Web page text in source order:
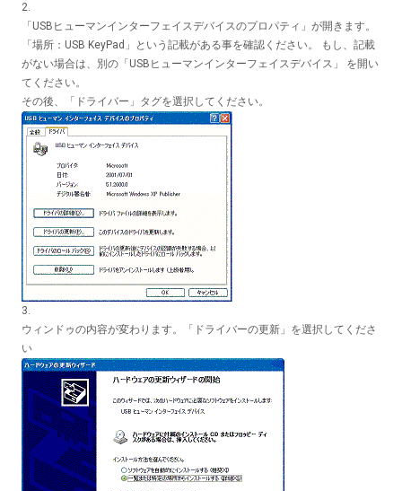
2.
「USBヒューマンインターフェイスデバイスのプロパティ」が開きます。
「場所：USB KeyPad」という記載がある事を確認ください。 もし、記載
がない場合は、別の「USBヒューマンインターフェイスデバイス」 を開い
てください。
その後、「ドライバー」タグを選択してください。
3.
ウィンドゥの内容が変わります。「ドライバーの更新」を選択してくださ
い